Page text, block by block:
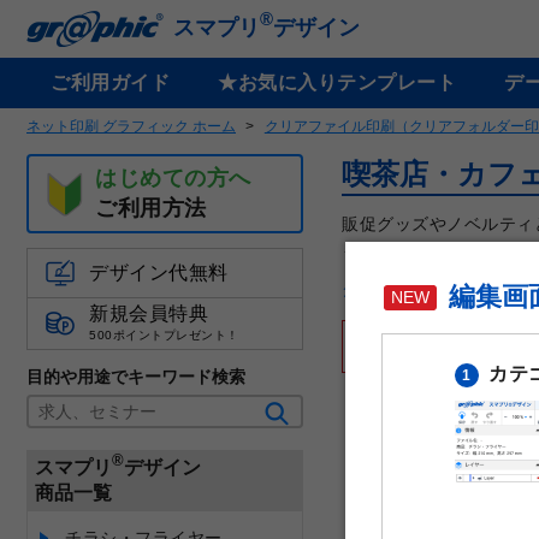
スマプリ ®デザイン
ご利用ガイド ★お気に入りテンプレート デ
ネット印刷 グラフィック ホーム クリアファイル印刷（クリアフォルダー
はじめての方へ
ご利用方法
デザイン代無料
新規会員特典
500ポイントプレゼント！
目的や用途でキーワード検索
スマプリ ®デザイン
商品一覧
喫茶店・カフ
販促グッズやノベルテ
も対応しています。
クリアファイルの仕様
編集画
1 カテ